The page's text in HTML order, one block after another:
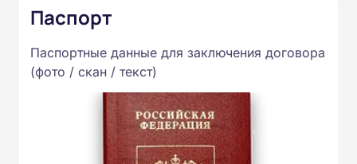
Паспорт
Паспортные данные для заключения договора
(фото / скан / текст)